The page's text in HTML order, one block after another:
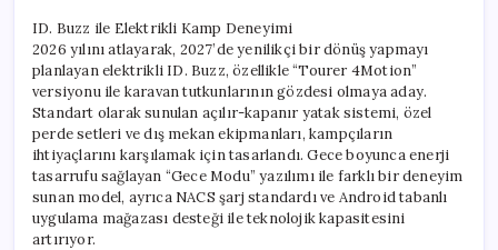
ID. Buzz ile Elektrikli Kamp Deneyimi
2026 yılını atlayarak, 2027’de yenilikçi bir dönüş yapmayı
planlayan elektrikli ID. Buzz, özellikle “Tourer 4Motion”
versiyonu ile karavan tutkunlarının gözdesi olmaya aday.
Standart olarak sunulan açılır-kapanır yatak sistemi, özel
perde setleri ve dış mekan ekipmanları, kampçıların
ihtiyaçlarını karşılamak için tasarlandı. Gece boyunca enerji
tasarrufu sağlayan “Gece Modu” yazılımı ile farklı bir deneyim
sunan model, ayrıca NACS şarj standardı ve Android tabanlı
uygulama mağazası desteği ile teknolojik kapasitesini
artırıyor.